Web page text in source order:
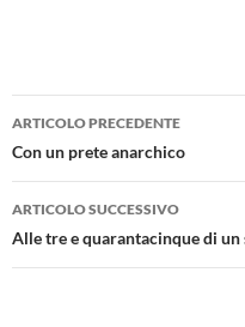
Navigazione
articolo
ARTICOLO PRECEDENTE
Con un prete anarchico
ARTICOLO SUCCESSIVO
Alle tre e quarantacinque di un